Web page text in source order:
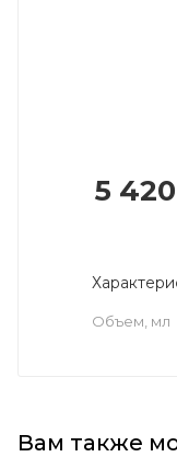
5 420
Объем, мл
Вам также